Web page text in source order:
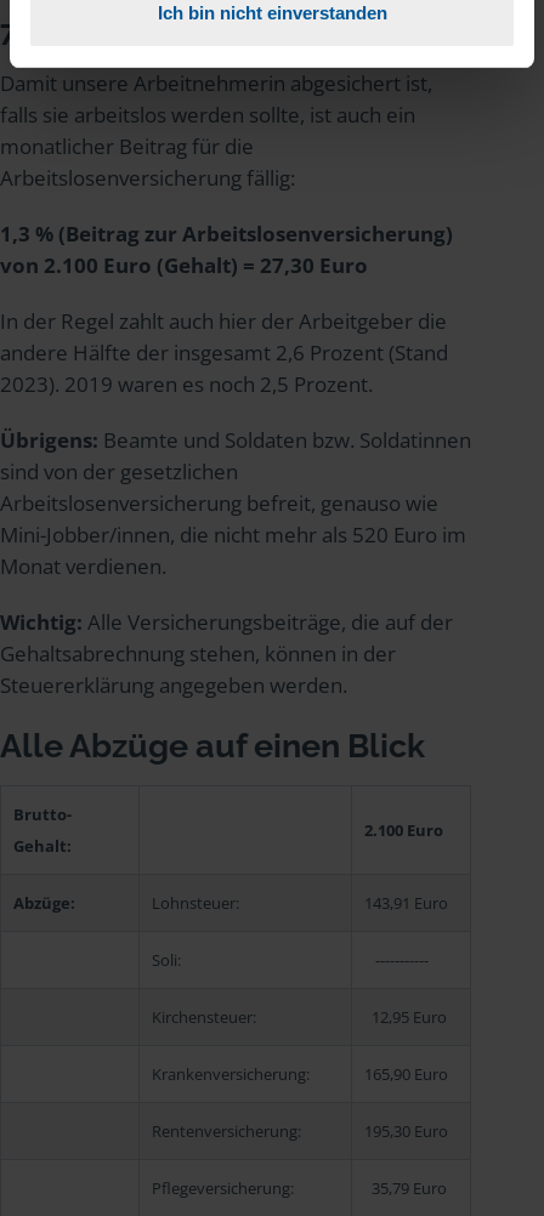
Ich bin nicht einverstanden
7. Arbeitslosenversicherung
Damit unsere Arbeitnehmerin abgesichert ist,
falls sie arbeitslos werden sollte, ist auch ein
monatlicher Beitrag für die
Arbeitslosenversicherung fällig:
1,3 % (Beitrag zur Arbeitslosenversicherung)
von 2.100 Euro (Gehalt) = 27,30 Euro
In der Regel zahlt auch hier der Arbeitgeber die
andere Hälfte der insgesamt 2,6 Prozent (Stand
2023). 2019 waren es noch 2,5 Prozent.
Übrigens: Beamte und Soldaten bzw. Soldatinnen
sind von der gesetzlichen
Arbeitslosenversicherung befreit, genauso wie
Mini-Jobber/innen, die nicht mehr als 520 Euro im
Monat verdienen.
Wichtig: Alle Versicherungsbeiträge, die auf der
Gehaltsabrechnung stehen, können in der
Steuererklärung angegeben werden.
Alle Abzüge auf einen Blick
Brutto-
Gehalt:
2.100 Euro
Abzüge: Lohnsteuer: 143,91 Euro
Soli: -----------
Kirchensteuer: 12,95 Euro
Krankenversicherung: 165,90 Euro
Rentenversicherung: 195,30 Euro
Pflegeversicherung: 35,79 Euro